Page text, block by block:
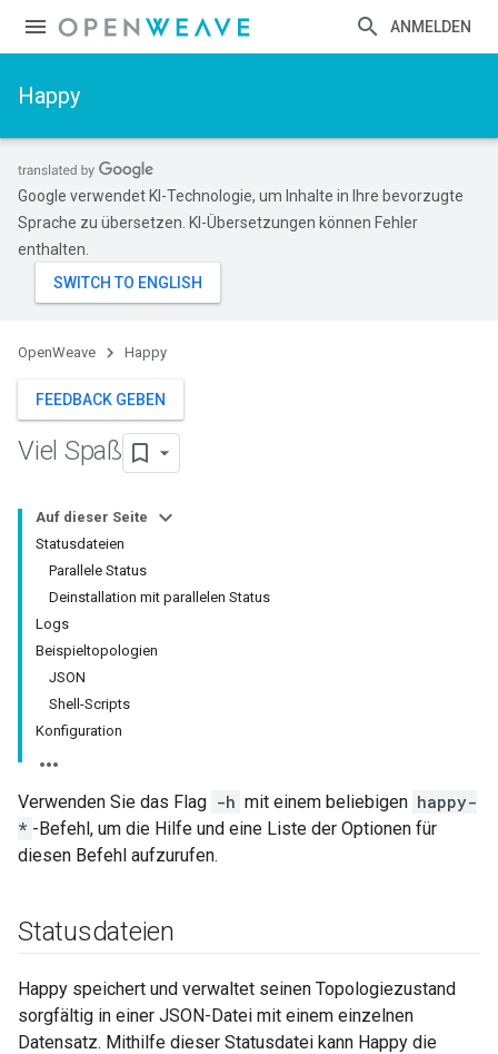
ANMELDEN
Happy
Google verwendet KI-Technologie, um Inhalte in Ihre bevorzugte
Sprache zu übersetzen. KI-Übersetzungen können Fehler
enthalten.
OpenWeave Happy
FEEDBACK GEBEN
Viel Spaß
Auf dieser Seite
Statusdateien
Parallele Status
Deinstallation mit parallelen Status
Logs
Beispieltopologien
JSON
Shell-Scripts
Konfiguration
Verwenden Sie das Flag -h mit einem beliebigen happy-
* -Befehl, um die Hilfe und eine Liste der Optionen für
diesen Befehl aufzurufen.
Statusdateien
Happy speichert und verwaltet seinen Topologiezustand
sorgfältig in einer JSON-Datei mit einem einzelnen
Datensatz. Mithilfe dieser Statusdatei kann Happy die